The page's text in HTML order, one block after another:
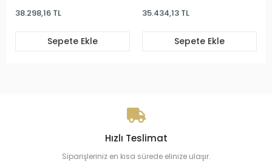
38.298,16 TL
Sepete Ekle
35.434,13 TL
Sepete Ekle
Hızlı Teslimat
Siparişleriniz en kısa sürede elinize ulaşır.